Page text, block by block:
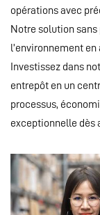
opérations avec
Notre solution
l’environnement
Investissez dans
entrepôt en un
processus,
exceptionnelle dès